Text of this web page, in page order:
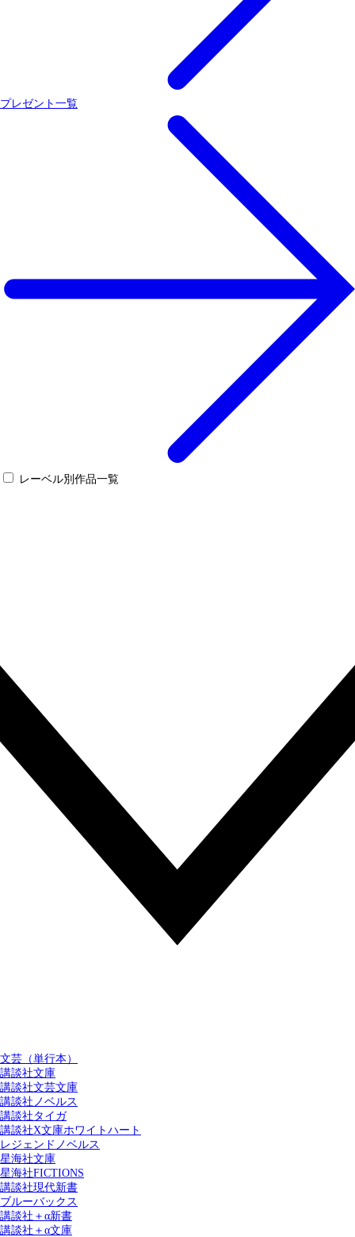
プレゼント一覧
レーベル別作品一覧
文芸（単行本）
講談社文庫
講談社文芸文庫
講談社ノベルス
講談社タイガ
講談社X文庫ホワイトハート
レジェンドノベルス
星海社文庫
星海社FICTIONS
講談社現代新書
ブルーバックス
講談社＋α新書
講談社＋α文庫